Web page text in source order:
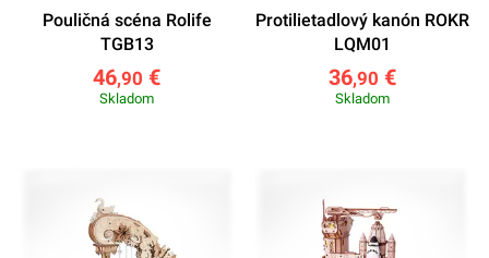
Pouličná scéna Rolife
TGB13
46,90 €
Skladom
Protilietadlový kanón ROKR
LQM01
36,90 €
Skladom